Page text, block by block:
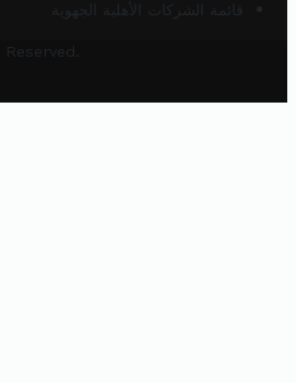
قائمة الشركات الأهلية الجهوية